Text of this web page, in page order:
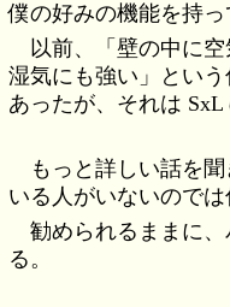
僕の好みの機能を持っ
以前、「壁の中に
湿気にも強い」とい
あったが、それは SxL
もっと詳しい話を
いる人がいないのでは
勧められるままに
る。